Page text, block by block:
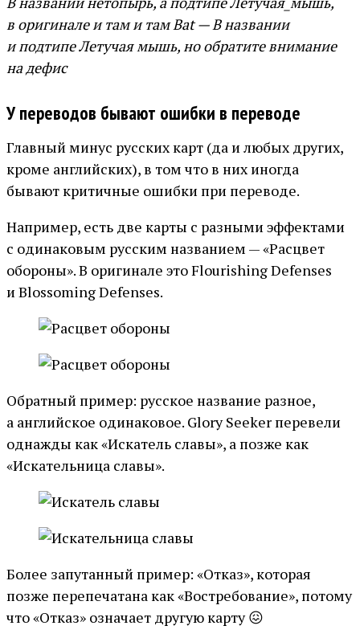
в оригинале и там и там Bat — В названии
и подтипе Летучая мышь, но обратите внимание
на дефис
У переводов бывают ошибки в переводе
Главный минус русских карт (да и любых других,
кроме английских), в том что в них иногда
бывают критичные ошибки при переводе.
Например, есть две карты с разными эффектами
с одинаковым русским названием — «Расцвет
обороны». В оригинале это Flourishing Defenses
и Blossoming Defenses.
Обратный пример: русское название разное,
а английское одинаковое. Glory Seeker перевели
однажды как «Искатель славы», а позже как
«Искательница славы».
Более запутанный пример: «Отказ», которая
позже перепечатана как «Востребование», потому
что «Отказ» означает другую карту 😖